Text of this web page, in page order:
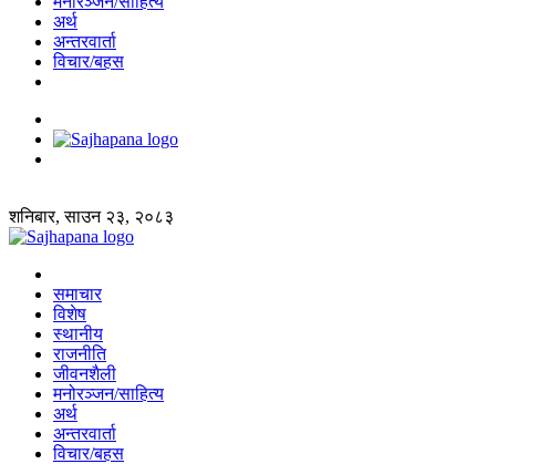
अर्थ
अन्तरवार्ता
विचार/बहस
शनिबार, साउन २३, २०८३
समाचार
विशेष
स्थानीय
राजनीति
जीवनशैली
मनोरञ्जन/साहित्य
अर्थ
अन्तरवार्ता
विचार/बहस